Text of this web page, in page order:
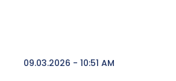
09.03.2026 - 10:51 AM